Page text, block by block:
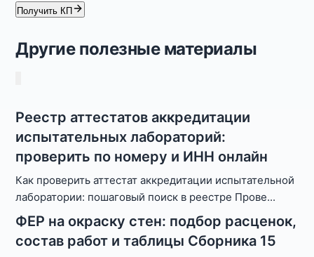
Получить КП
Другие полезные материалы
Реестр аттестатов аккредитации
испытательных лабораторий:
проверить по номеру и ИНН онлайн
Как проверить аттестат аккредитации испытательной
лаборатории: пошаговый поиск в реестре Прове...
ФЕР на окраску стен: подбор расценок,
состав работ и таблицы Сборника 15